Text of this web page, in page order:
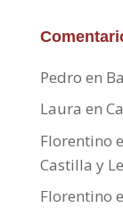
Pedro en
Laura en
Florentino
Castilla y
Florentino